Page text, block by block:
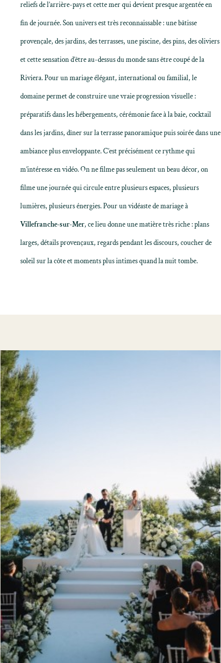
reliefs de l’arrière-pays et cette mer qui devient presque argentée en
fin de journée. Son univers est très reconnaissable : une bâtisse
provençale, des jardins, des terrasses, une piscine, des pins, des oliviers
et cette sensation d’être au-dessus du monde sans être coupé de la
Riviera. Pour un mariage élégant, international ou familial, le
domaine permet de construire une vraie progression visuelle :
préparatifs dans les hébergements, cérémonie face à la baie, cocktail
dans les jardins, dîner sur la terrasse panoramique puis soirée dans une
ambiance plus enveloppante. C’est précisément ce rythme qui
m’intéresse en vidéo. On ne filme pas seulement un beau décor, on
filme une journée qui circule entre plusieurs espaces, plusieurs
lumières, plusieurs énergies. Pour un vidéaste de mariage à
Villefranche-sur-Mer, ce lieu donne une matière très riche : plans
larges, détails provençaux, regards pendant les discours, coucher de
soleil sur la côte et moments plus intimes quand la nuit tombe.